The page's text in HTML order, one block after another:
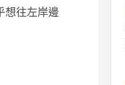
想往左岸邊